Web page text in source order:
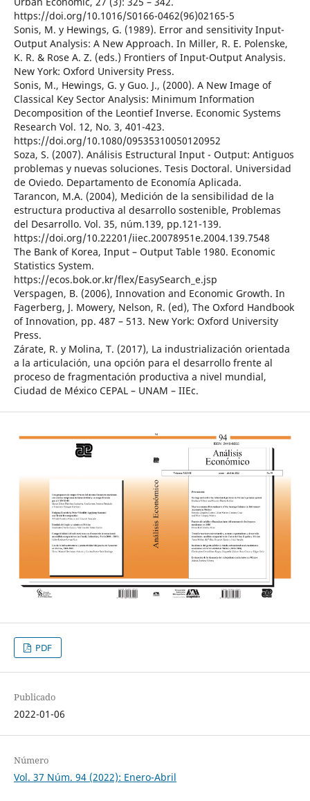
https://doi.org/10.1016/S0166-0462(96)02165-5
Sonis, M. y Hewings, G. (1989). Error and sensitivity Input-
Output Analysis: A New Approach. In Miller, R. E. Polenske,
K. R. & Rose A. Z. (eds.) Frontiers of Input-Output Analysis.
New York: Oxford University Press.
Sonis, M., Hewings, G. y Guo. J., (2000). A New Image of
Classical Key Sector Analysis: Minimum Information
Decomposition of the Leontief Inverse. Economic Systems
Research Vol. 12, No. 3, 401-423.
https://doi.org/10.1080/09535310050120952
Soza, S. (2007). Análisis Estructural Input - Output: Antiguos
problemas y nuevas soluciones. Tesis Doctoral. Universidad
de Oviedo. Departamento de Economía Aplicada.
Tarancon, M.A. (2004), Medición de la sensibilidad de la
estructura productiva al desarrollo sostenible, Problemas
del Desarrollo. Vol. 35, núm.139, pp.121-139.
https://doi.org/10.22201/iiec.20078951e.2004.139.7548
The Bank of Korea, Input – Output Table 1980. Economic
Statistics System.
https://ecos.bok.or.kr/flex/EasySearch_e.jsp
Verspagen, B. (2006), Innovation and Economic Growth. In
Fagerberg, J. Mowery, Nelson, R. (ed), The Oxford Handbook
of Innovation, pp. 487 – 513. New York: Oxford University
Press.
Zárate, R. y Molina, T. (2017), La industrialización orientada
a la articulación, una opción para el desarrollo frente al
proceso de fragmentación productiva a nivel mundial,
Ciudad de México CEPAL – UNAM – IIEc.
PDF
Publicado
2022-01-06
Número
Vol. 37 Núm. 94 (2022): Enero-Abril